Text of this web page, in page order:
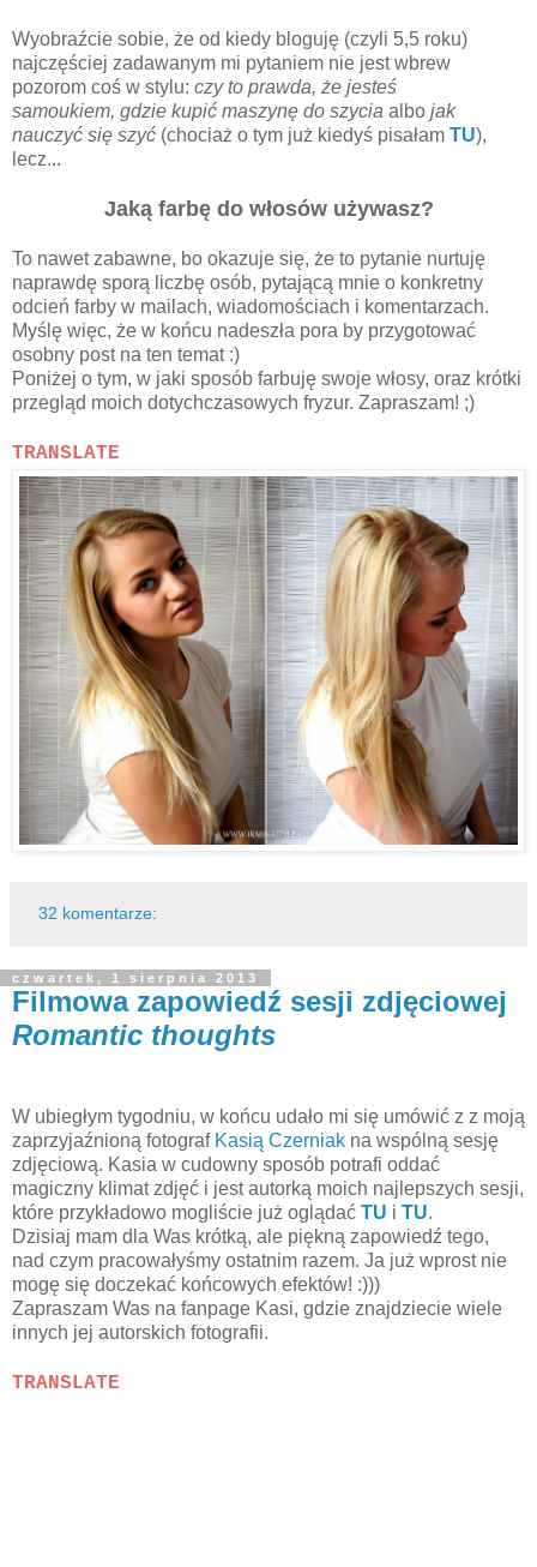
Wyobraźcie sobie, że od kiedy bloguję (czyli 5,5 roku)
najczęściej zadawanym mi pytaniem nie jest wbrew
pozorom coś w stylu: czy to prawda, że jesteś
samoukiem, gdzie kupić maszynę do szycia albo jak
nauczyć się szyć (chociaż o tym już kiedyś pisałam TU),
lecz...
Jaką farbę do włosów używasz?
To nawet zabawne, bo okazuje się, że to pytanie nurtuję
naprawdę sporą liczbę osób, pytającą mnie o konkretny
odcień farby w mailach, wiadomościach i komentarzach.
Myślę więc, że w końcu nadeszła pora by przygotować
osobny post na ten temat :)
Poniżej o tym, w jaki sposób farbuję swoje włosy, oraz krótki
przegląd moich dotychczasowych fryzur. Zapraszam! ;)
TRANSLATE
32 komentarze:
czwartek, 1 sierpnia 2013
Filmowa zapowiedź sesji zdjęciowej
Romantic thoughts
W ubiegłym tygodniu, w końcu udało mi się umówić z z moją
zaprzyjaźnioną fotograf Kasią Czerniak na wspólną sesję
zdjęciową. Kasia w cudowny sposób potrafi oddać
magiczny klimat zdjęć i jest autorką moich najlepszych sesji,
które przykładowo mogliście już oglądać TU i TU.
Dzisiaj mam dla Was krótką, ale piękną zapowiedź tego,
nad czym pracowałyśmy ostatnim razem. Ja już wprost nie
mogę się doczekać końcowych efektów! :)))
Zapraszam Was na fanpage Kasi, gdzie znajdziecie wiele
innych jej autorskich fotografii.
TRANSLATE